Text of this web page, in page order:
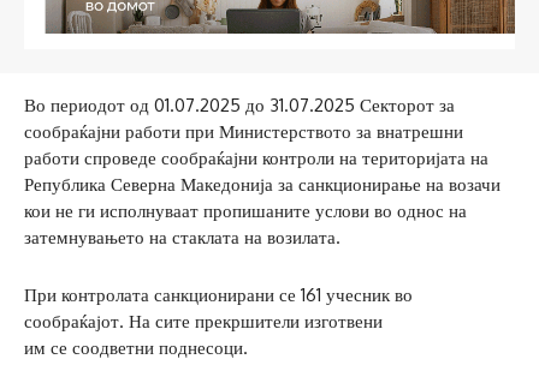
Во периодот од 01.07.2025 до 31.07.2025 Секторот за
сообраќајни работи при Министерството за внатрешни
работи спроведе сообраќајни контроли на територијата на
Република Северна Македонија за санкционирање на возачи
кои не ги исполнуваат пропишаните услови во однос на
затемнувањето на стаклата на возилата.
При контролата санкционирани се 161 учесник во
сообраќајот. На сите прекршители изготвени
им се соодветни поднесоци.